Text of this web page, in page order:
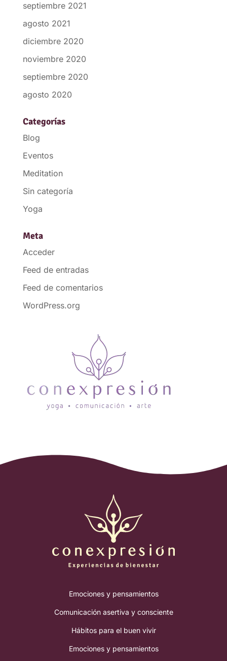
septiembre 2021
agosto 2021
diciembre 2020
noviembre 2020
septiembre 2020
agosto 2020
Categorías
Blog
Eventos
Meditation
Sin categoría
Yoga
Meta
Acceder
Feed de entradas
Feed de comentarios
WordPress.org
Emociones y pensamientos
Comunicación asertiva y consciente
Hábitos para el buen vivir
Emociones y pensamientos